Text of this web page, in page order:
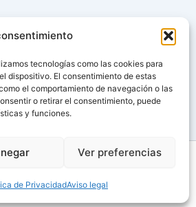
tecnologías como las cookies para
dispositivo. El consentimiento de estas
el comportamiento de navegación o las
o retirar el consentimiento, puede
y funciones.
Ver preferencias
de PrivacidadAviso legal